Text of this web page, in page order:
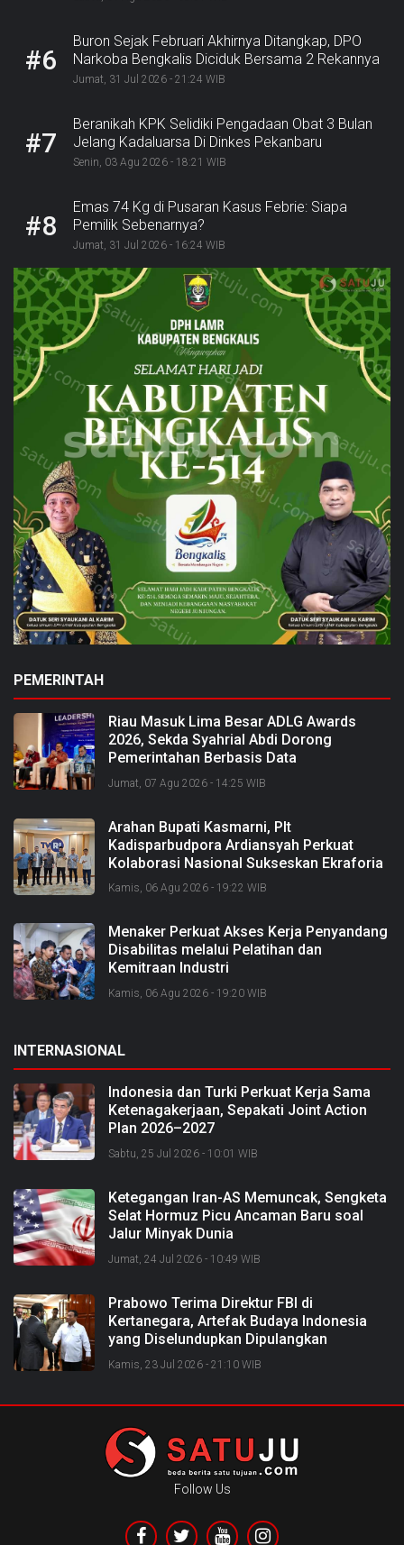
#6
Buron Sejak Februari Akhirnya Ditangkap, DPO
Narkoba Bengkalis Diciduk Bersama 2 Rekannya
Jumat, 31 Jul 2026 - 21:24 WIB
#7
Beranikah KPK Selidiki Pengadaan Obat 3 Bulan
Jelang Kadaluarsa Di Dinkes Pekanbaru
Senin, 03 Agu 2026 - 18:21 WIB
#8
Emas 74 Kg di Pusaran Kasus Febrie: Siapa
Pemilik Sebenarnya?
Jumat, 31 Jul 2026 - 16:24 WIB
PEMERINTAH
Riau Masuk Lima Besar ADLG Awards
2026, Sekda Syahrial Abdi Dorong
Pemerintahan Berbasis Data
Jumat, 07 Agu 2026 - 14:25 WIB
Arahan Bupati Kasmarni, Plt
Kadisparbudpora Ardiansyah Perkuat
Kolaborasi Nasional Sukseskan Ekraforia
2026 dan Bangun Bengkalis sebagai
Kabupaten Kreatif
Kamis, 06 Agu 2026 - 19:22 WIB
Menaker Perkuat Akses Kerja Penyandang
Disabilitas melalui Pelatihan dan
Kemitraan Industri
Kamis, 06 Agu 2026 - 19:20 WIB
INTERNASIONAL
Indonesia dan Turki Perkuat Kerja Sama
Ketenagakerjaan, Sepakati Joint Action
Plan 2026–2027
Sabtu, 25 Jul 2026 - 10:01 WIB
Ketegangan Iran-AS Memuncak, Sengketa
Selat Hormuz Picu Ancaman Baru soal
Jalur Minyak Dunia
Jumat, 24 Jul 2026 - 10:49 WIB
Prabowo Terima Direktur FBI di
Kertanegara, Artefak Budaya Indonesia
yang Diselundupkan Dipulangkan
Kamis, 23 Jul 2026 - 21:10 WIB
Follow Us